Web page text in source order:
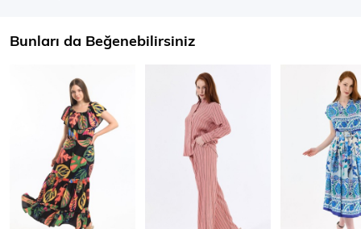
Bunları da Beğenebilirsiniz